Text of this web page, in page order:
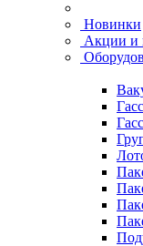
Новинки
Акции и